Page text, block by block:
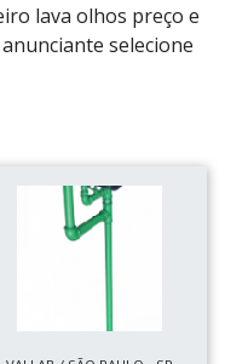
lava olhos preço e
selecione